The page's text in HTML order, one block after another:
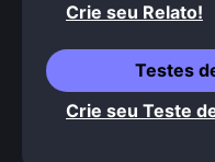
Crie seu Relato!
Testes
Crie seu Teste